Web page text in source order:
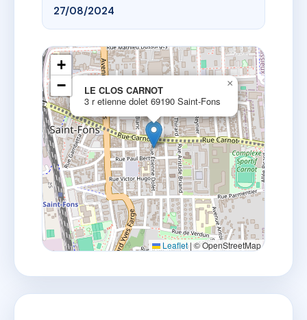
27/08/2024
LE CLOS CARNOT
3 r etienne dolet 69190 Saint-Fons
×
+
−
Leaflet|© OpenStreetMap